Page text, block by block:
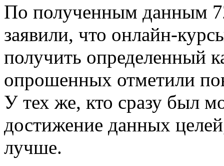
По полученным данным
заявили, что онлайн-
получить определенный
опрошенных отметили
У тех же, кто сразу был
достижение данных
лучше.